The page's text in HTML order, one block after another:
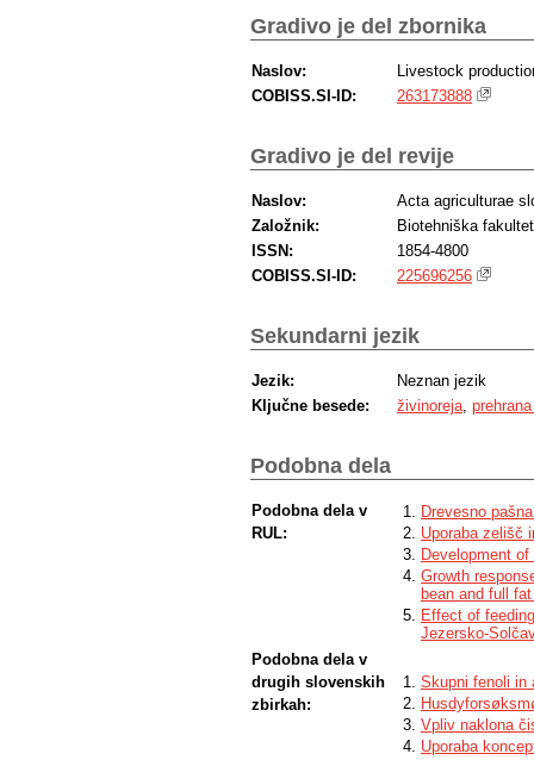
Gradivo je del zbornika
Naslov:
Livestock
COBISS.SI-ID:
263173888
Gradivo je del revije
Naslov:
Acta agriculturae
Založnik:
Biotehniška
ISSN:
1854-4800
COBISS.SI-ID:
225696256
Sekundarni jezik
Jezik:
Neznan jezik
Ključne besede:
živinoreja
Podobna dela
Podobna dela v
RUL:
Drevesno
Uporaba zelišč
Development
Growth
bean and full
Effect of
Jezersko-
Podobna dela v
drugih slovenskih
zbirkah:
Skupni fenoli in
Vpliv naklona
Uporaba